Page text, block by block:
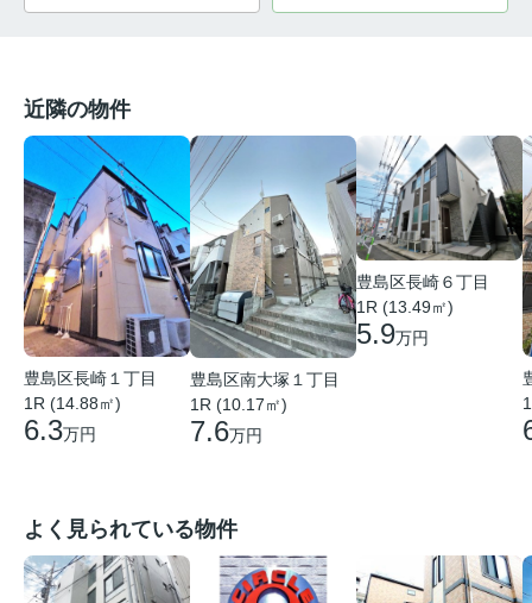
近隣の物件
豊島区長崎１丁目
1R (14.88㎡)
6.3万円
豊島区南大塚１丁目
1R (10.17㎡)
7.6万円
豊島区長崎６丁目
1R (13.49㎡)
5.9万円
よく見られている物件